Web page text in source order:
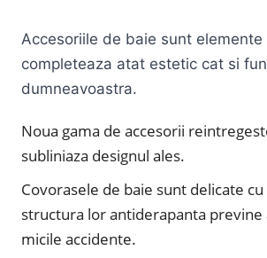
Accesoriile de baie sunt
completeaza atat estetic cat si
dumneavoastra.
Noua gama de accesorii
subliniaza designul ales.
Covorasele de baie sunt delicate cu
structura lor antiderapanta previne
micile accidente.